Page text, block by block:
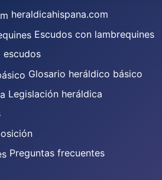
heraldicahispana.com
Escudos con lambrequines
escudos
Glosario heráldico básico
Legislación heráldica
Preguntas frecuentes